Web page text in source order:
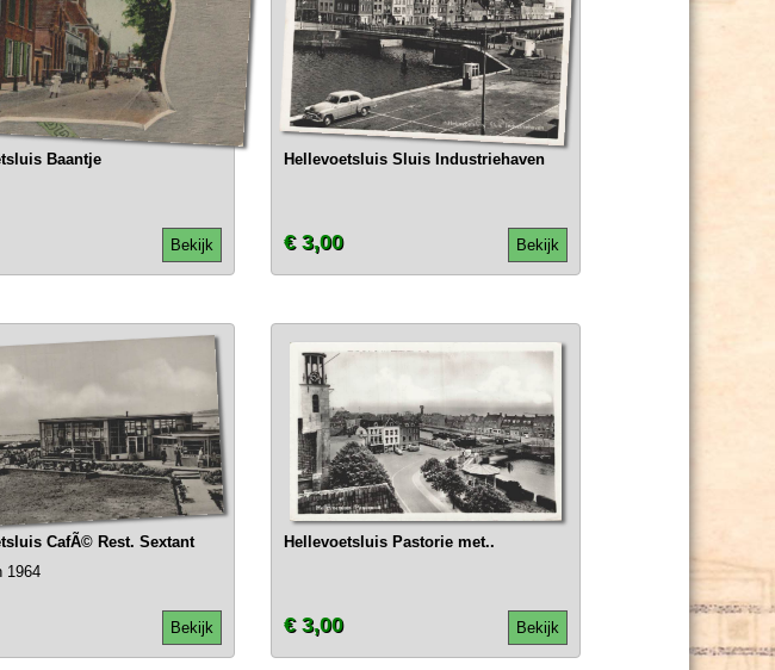
Baantje
Bekijk
Hellevoetsluis Sluis Industriehaven
Bekijk
€ 3,00
CafÃ© Rest. Sextant
1964
Bekijk
Hellevoetsluis Pastorie met..
Bekijk
€ 3,00